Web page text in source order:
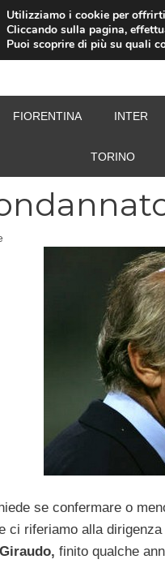
FIORENTINA INTER
TORINO
se confermare o
ci riferiamo alla
finito qualche
Utilizziamo i cookie per
Cliccando sulla pagina,
Puoi scoprire di più su quali